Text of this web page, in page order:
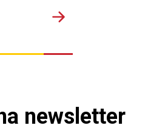
newsletter